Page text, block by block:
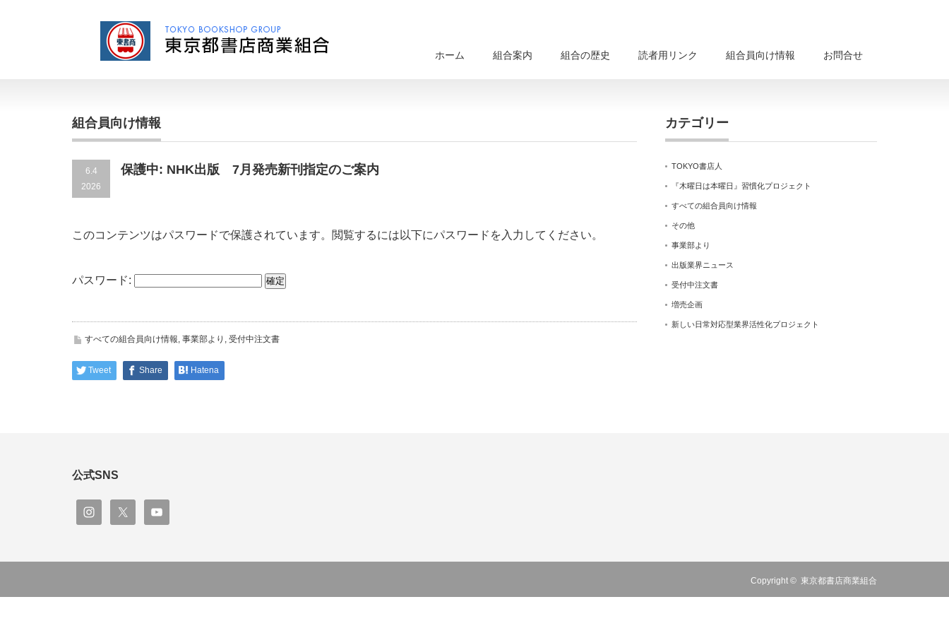
ホーム 組合案内 組合の歴史 読者用リンク 組合員向け情報 お問合せ
組合員向け情報
6.4
2026
保護中: NHK出版 7月発売新刊指定のご案内
このコンテンツはパスワードで保護されています。閲覧するには以下にパスワードを入力してください。
パスワード:
すべての組合員向け情報, 事業部より , 受付中注文書
Tweet Share Hatena
カテゴリー
TOKYO書店人
『木曜日は本曜日』習慣化プロジェクト
すべての組合員向け情報
その他
事業部より
出版業界ニュース
受付中注文書
増売企画
新しい日常対応型業界活性化プロジェクト
公式SNS
Copyright © 東京都書店商業組合